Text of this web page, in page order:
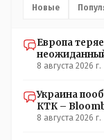
Новые
Европа
8 августа 2026 г.
Украина
КТК –
8 августа 2026 г.